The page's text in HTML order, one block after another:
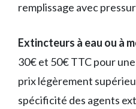
remplissage avec
Extincteurs à eau ou à
30€ et 50€ TTC pour
prix légèrement
spécificité des agents